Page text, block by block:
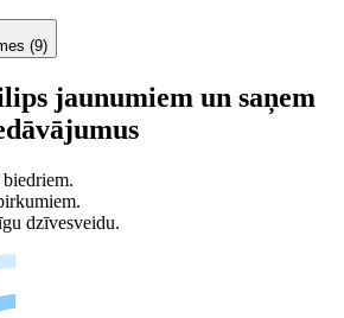
(9)
jaunumiem un saņem
dzīvesveidu.